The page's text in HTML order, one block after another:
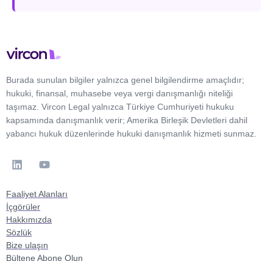
Burada sunulan bilgiler yalnızca genel bilgilendirme amaçlıdır;
hukuki, finansal, muhasebe veya vergi danışmanlığı niteliği
taşımaz. Vircon Legal yalnızca Türkiye Cumhuriyeti hukuku
kapsamında danışmanlık verir; Amerika Birleşik Devletleri dahil
yabancı hukuk düzenlerinde hukuki danışmanlık hizmeti sunmaz.
Faaliyet Alanları
İçgörüler
Hakkımızda
Sözlük
Bize ulaşın
Bültene Abone Olun